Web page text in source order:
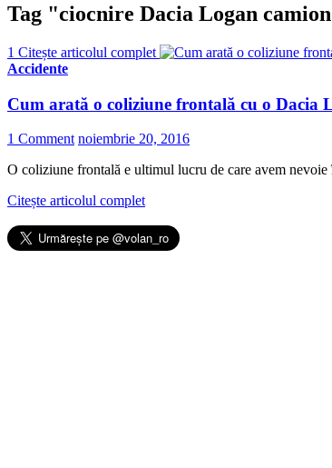
Tag "ciocnire Dacia Logan
1 Citește articolul complet
Accidente
Cum arată o coliziune frontală cu o
1 Comment noiembrie 20, 2016
O coliziune frontală e ultimul lucru de care avem nevoie
Citește articolul complet